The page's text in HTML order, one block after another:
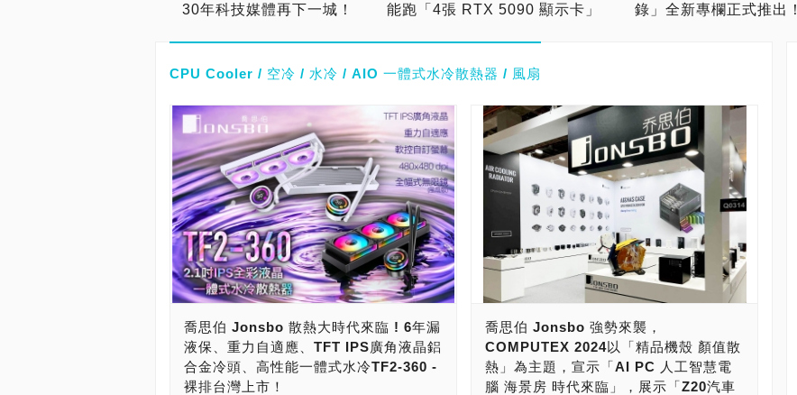
30年科技媒體再下一城！
能跑「4張 RTX 5090 顯示卡」
錄」全新專欄正式推出！
CPU Cooler / 空冷 / 水冷 / AIO 一體式水冷散熱器 / 風扇
喬思伯 Jonsbo 散熱大時代來臨 ! 6年漏
液保、重力自適應、TFT IPS廣角液晶鋁
合金冷頭、高性能一體式水冷TF2-360 -
裸排台灣上市！
喬思伯 Jonsbo 強勢來襲，
COMPUTEX 2024以「精品機殼 顏值散
熱」為主題，宣示「AI PC 人工智慧電
腦 海景房 時代來臨」，展示「Z20汽車